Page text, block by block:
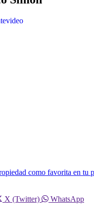
como favorita en tu
X (Twitter)
WhatsApp